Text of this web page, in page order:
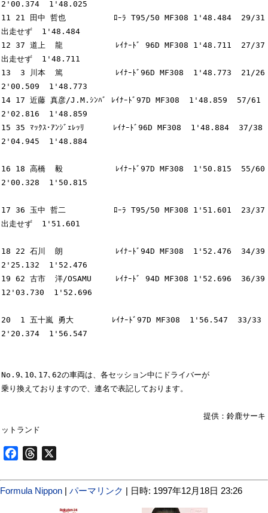
2'00.374  1'48.025
11 21 田中 哲也          ﾛｰﾗ T95/50 MF308 1'48.484  29/31
出走せず  1'48.484
12 37 道上  龍           ﾚｲﾅｰﾄﾞ 96D MF308 1'48.711  27/37
出走せず  1'48.711
13  3 川本  篤           ﾚｲﾅｰﾄﾞ96D MF308  1'48.773  21/26
2'00.509  1'48.773
14 17 近藤 真彦/J.M.ｼﾝﾊﾞ ﾚｲﾅｰﾄﾞ97D MF308  1'48.859  57/61
2'02.816  1'48.859
15 35 ﾏｯｸｽ･ｱﾝｼﾞｪﾚｯﾘ      ﾚｲﾅｰﾄﾞ96D MF308  1'48.884  37/38
2'04.945  1'48.884
16 18 高橋  毅           ﾚｲﾅｰﾄﾞ97D MF308  1'50.815  55/60
2'00.328  1'50.815
17 36 玉中 哲二          ﾛｰﾗ T95/50 MF308 1'51.601  23/37
出走せず  1'51.601
18 22 石川  朗           ﾚｲﾅｰﾄﾞ94D MF308  1'52.476  34/39
2'25.132  1'52.476
19 62 古市  洋/OSAMU     ﾚｲﾅｰﾄﾞ 94D MF308 1'52.696  36/39
12'03.730  1'52.696
20  1 五十嵐 勇大        ﾚｲﾅｰﾄﾞ97D MF308  1'56.547  33/33
2'20.374  1'56.547
No.9､10､17､62の車両は、各セッション中にドライバーが
乗り換えておりますので、連名で表記しております。
提供：鈴鹿サーキ
FacebookThreads
Formula Nippon | パーマリンク | 日時: 1997年12月18日 23:26